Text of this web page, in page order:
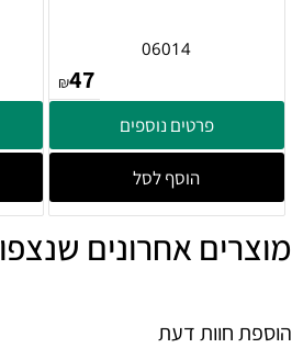
06014
₪47
פרטים נוספים
הוסף לסל
מוצרים אחרונים שנצפו
הוספת חוות דעת